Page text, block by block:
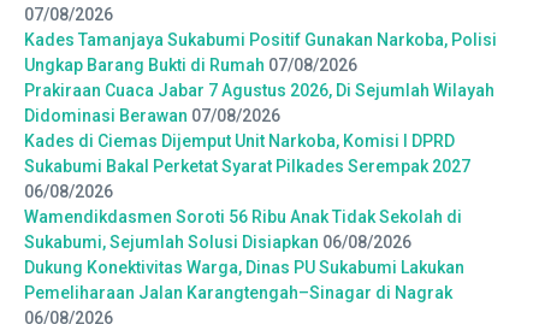
07/08/2026
Kades Tamanjaya Sukabumi Positif Gunakan Narkoba, Polisi
Ungkap Barang Bukti di Rumah 07/08/2026
Prakiraan Cuaca Jabar 7 Agustus 2026, Di Sejumlah Wilayah
Didominasi Berawan 07/08/2026
Kades di Ciemas Dijemput Unit Narkoba, Komisi I DPRD
Sukabumi Bakal Perketat Syarat Pilkades Serempak 2027
06/08/2026
Wamendikdasmen Soroti 56 Ribu Anak Tidak Sekolah di
Sukabumi, Sejumlah Solusi Disiapkan 06/08/2026
Dukung Konektivitas Warga, Dinas PU Sukabumi Lakukan
Pemeliharaan Jalan Karangtengah–Sinagar di Nagrak
06/08/2026